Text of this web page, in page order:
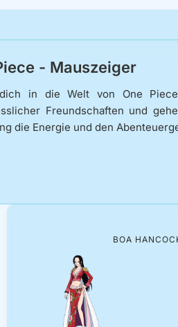
Wallpapers
- Mauszeiger
in die Welt von One
Freundschaften und
die Energie und den
BOA